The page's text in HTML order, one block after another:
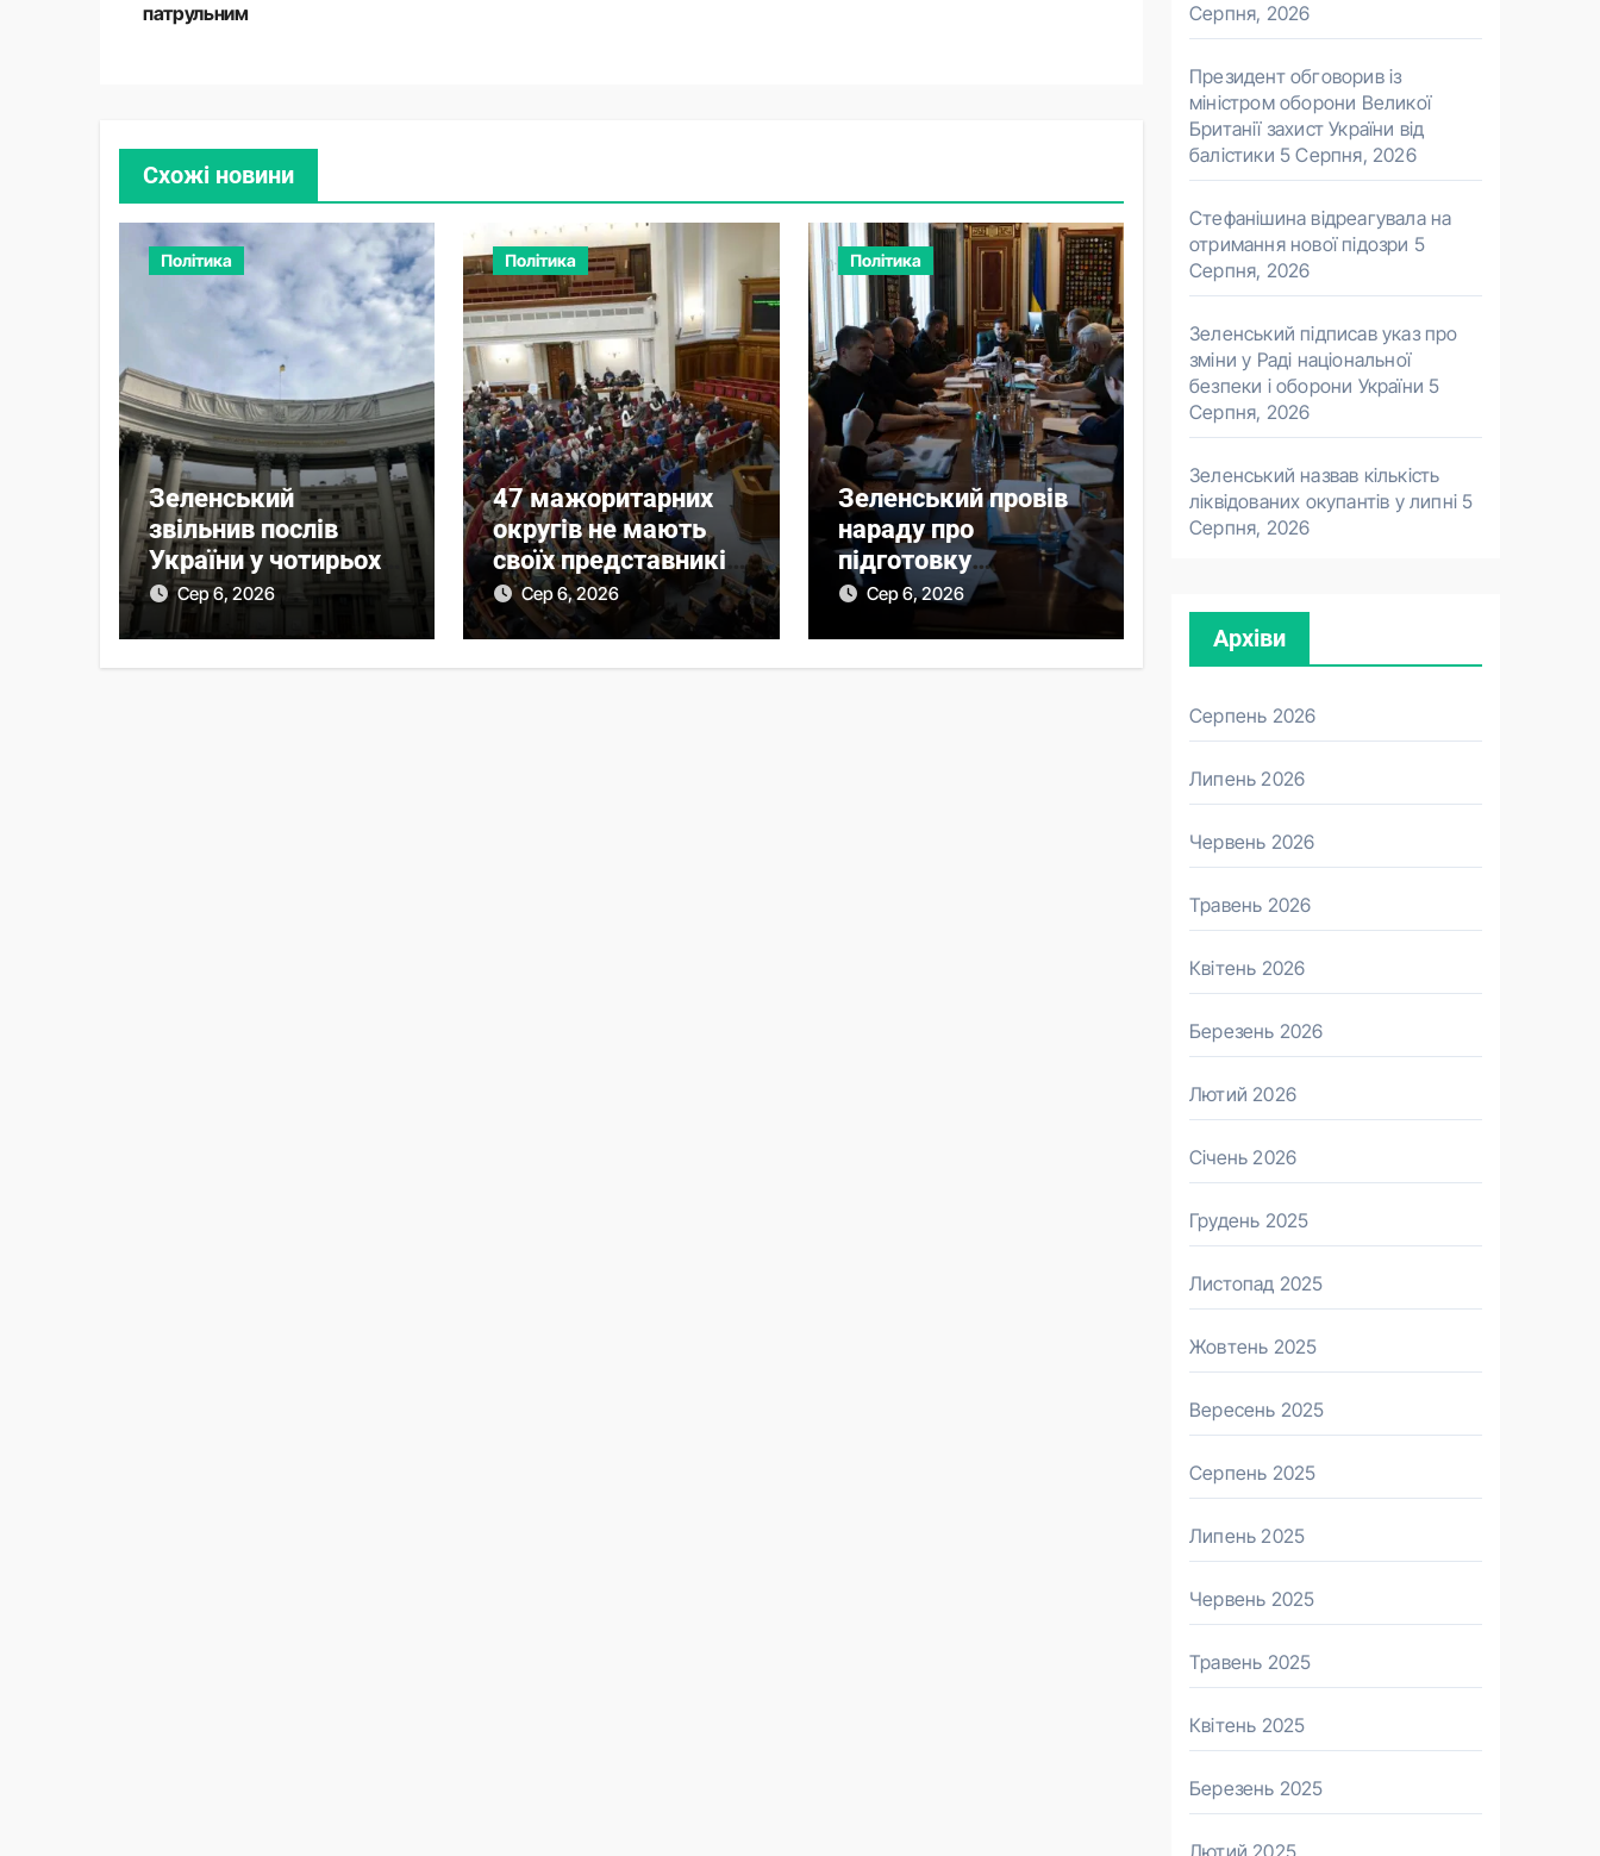
патрульним
Схожі новини
Політика
Зеленський
звільнив послів
України у чотирьох
країнах
Сер 6, 2026
Політика
47 мажоритарних
округів не мають
своїх представників
у Раді: причина
Сер 6, 2026
Політика
Зеленський провів
нараду про
підготовку
української
Сер 6, 2026
Серпня, 2026
Президент обговорив із
міністром оборони Великої
Британії захист України від
балістики 5 Серпня, 2026
Стефанішина відреагувала на
отримання нової підозри 5
Серпня, 2026
Зеленський підписав указ про
зміни у Раді національної
безпеки і оборони України 5
Серпня, 2026
Зеленський назвав кількість
ліквідованих окупантів у липні 5
Серпня, 2026
Архіви
Серпень 2026
Липень 2026
Червень 2026
Травень 2026
Квітень 2026
Березень 2026
Лютий 2026
Січень 2026
Грудень 2025
Листопад 2025
Жовтень 2025
Вересень 2025
Серпень 2025
Липень 2025
Червень 2025
Травень 2025
Квітень 2025
Березень 2025
Лютий 2025